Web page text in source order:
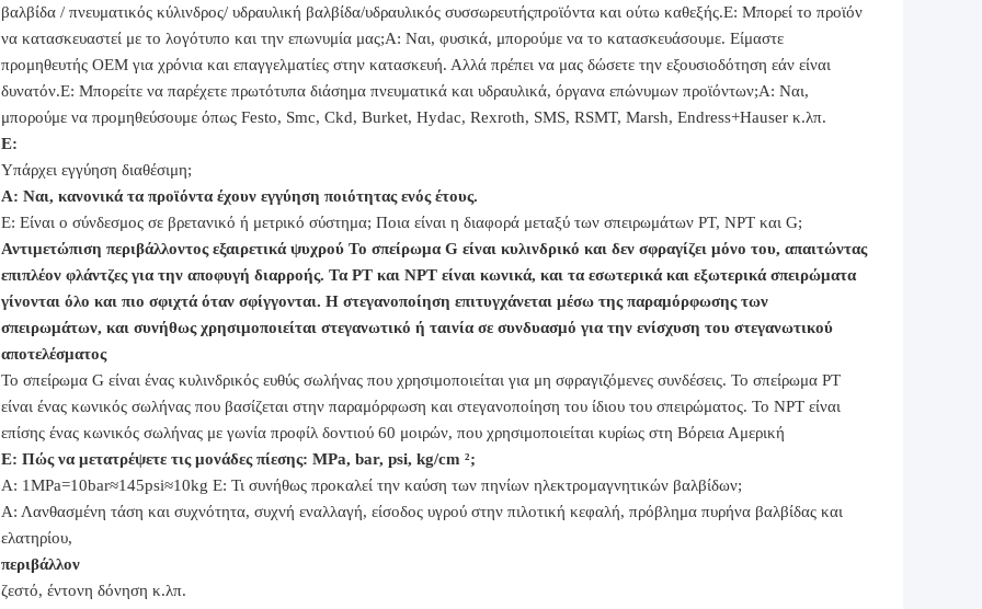
βαλβίδα / πνευματικός κύλινδρος/ υδραυλική βαλβίδα/υδραυλικός συσσωρευτήςπροϊόντα και ούτω καθεξής.Ε: Μπορεί το προϊόν
να κατασκευαστεί με το λογότυπο και την επωνυμία μας;Α: Ναι, φυσικά, μπορούμε να το κατασκευάσουμε. Είμαστε
προμηθευτής OEM για χρόνια και επαγγελματίες στην κατασκευή. Αλλά πρέπει να μας δώσετε την εξουσιοδότηση εάν είναι
δυνατόν.Ε: Μπορείτε να παρέχετε πρωτότυπα διάσημα πνευματικά και υδραυλικά, όργανα επώνυμων προϊόντων;Α: Ναι,
μπορούμε να προμηθεύσουμε όπως Festo, Smc, Ckd, Burket, Hydac, Rexroth, SMS, RSMT, Marsh, Endress+Hauser κ.λπ.
Ε:
Υπάρχει εγγύηση διαθέσιμη;
Α: Ναι, κανονικά τα προϊόντα έχουν εγγύηση ποιότητας ενός έτους.
Ε: Είναι ο σύνδεσμος σε βρετανικό ή μετρικό σύστημα; Ποια είναι η διαφορά μεταξύ των σπειρωμάτων PT, NPT και G;
Αντιμετώπιση περιβάλλοντος εξαιρετικά ψυχρού Το σπείρωμα G είναι κυλινδρικό και δεν σφραγίζει μόνο του, απαιτώντας
επιπλέον φλάντζες για την αποφυγή διαρροής. Τα PT και NPT είναι κωνικά, και τα εσωτερικά και εξωτερικά σπειρώματα
γίνονται όλο και πιο σφιχτά όταν σφίγγονται. Η στεγανοποίηση επιτυγχάνεται μέσω της παραμόρφωσης των
σπειρωμάτων, και συνήθως χρησιμοποιείται στεγανωτικό ή ταινία σε συνδυασμό για την ενίσχυση του στεγανωτικού
αποτελέσματος
Το σπείρωμα G είναι ένας κυλινδρικός ευθύς σωλήνας που χρησιμοποιείται για μη σφραγιζόμενες συνδέσεις. Το σπείρωμα PT
είναι ένας κωνικός σωλήνας που βασίζεται στην παραμόρφωση και στεγανοποίηση του ίδιου του σπειρώματος. Το NPT είναι
επίσης ένας κωνικός σωλήνας με γωνία προφίλ δοντιού 60 μοιρών, που χρησιμοποιείται κυρίως στη Βόρεια Αμερική
Ε: Πώς να μετατρέψετε τις μονάδες πίεσης: MPa, bar, psi, kg/cm ²;
Α: 1MPa=10bar≈145psi≈10kg Ε: Τι συνήθως προκαλεί την καύση των πηνίων ηλεκτρομαγνητικών βαλβίδων;
Α: Λανθασμένη τάση και συχνότητα, συχνή εναλλαγή, είσοδος υγρού στην πιλοτική κεφαλή, πρόβλημα πυρήνα βαλβίδας και
ελατηρίου,
περιβάλλον
ζεστό, έντονη δόνηση κ.λπ.